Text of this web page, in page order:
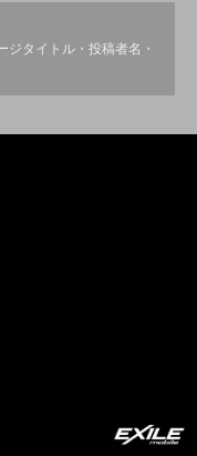
タイトル・投稿者名・